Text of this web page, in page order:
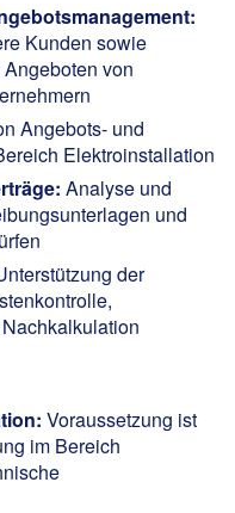
Kunden sowie
von
Angebots- und
Elektroinstallation
Analyse und
und
der
Voraussetzung ist
im Bereich